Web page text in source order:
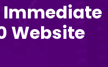
Immediate
Website